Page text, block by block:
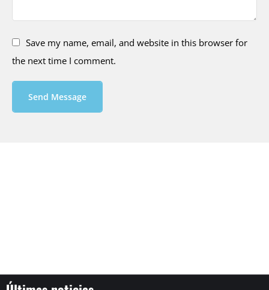
Save my name, email, and website in this browser for
the next time I comment.
Send Message